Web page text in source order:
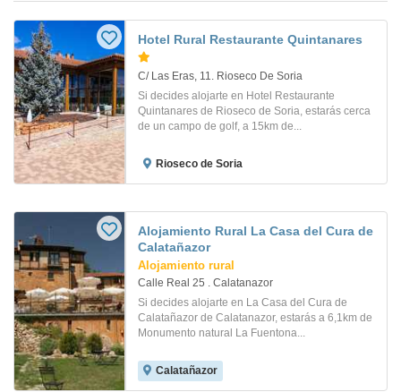
Hotel Rural Restaurante Quintanares
C/ Las Eras, 11. Rioseco De Soria
Si decides alojarte en Hotel Restaurante
Quintanares de Rioseco de Soria, estarás cerca
de un campo de golf, a 15km de...
Rioseco de Soria
Alojamiento Rural La Casa del Cura de
Calatañazor
Alojamiento rural
Calle Real 25 . Calatanazor
Si decides alojarte en La Casa del Cura de
Calatañazor de Calatanazor, estarás a 6,1km de
Monumento natural La Fuentona...
Calatañazor